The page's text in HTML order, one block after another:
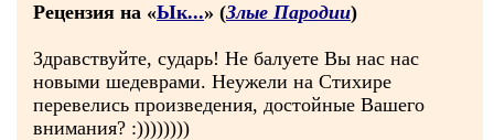
Рецензия на «Ык...» (Злые Пародии)
Здравствуйте, сударь! Не балуете Вы нас нас
новыми шедеврами. Неужели на Стихире
перевелись произведения, достойные Вашего
внимания? :))))))))